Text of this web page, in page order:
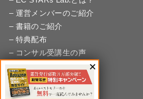
– 運営メンバーのご紹介
– 書籍のご紹介
– 特典配布
– コンサル受講生の声
– 無料相談
– お問い合わせ
– サイトマップ